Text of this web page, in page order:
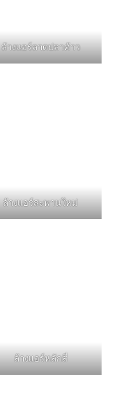
ล้างแอร์ลาดปลาค้าว
ล้างแอร์สะพานใหม่
ล้างแอร์หลักสี่